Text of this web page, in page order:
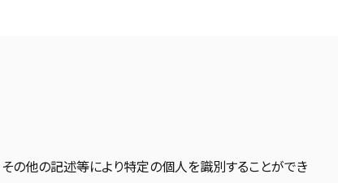
の他の記述等により特定の個人を識別することができ